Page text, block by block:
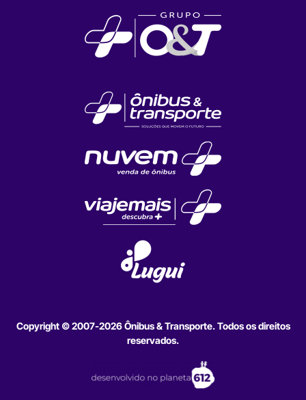
Copyright © 2007-2026 Ônibus & Transporte. Todos os direitos
reservados.